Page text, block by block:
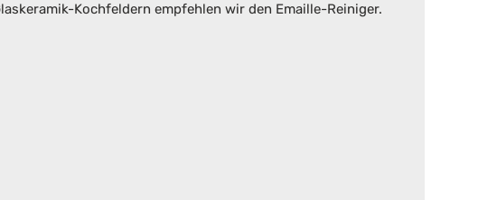
Kochfeldern empfehlen wir den Emaille-Reiniger.